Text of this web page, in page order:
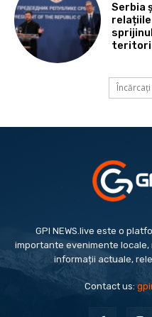
Serbia
GPI NEWS.live este o
importante evenimente
informații actuale,
Contact us: